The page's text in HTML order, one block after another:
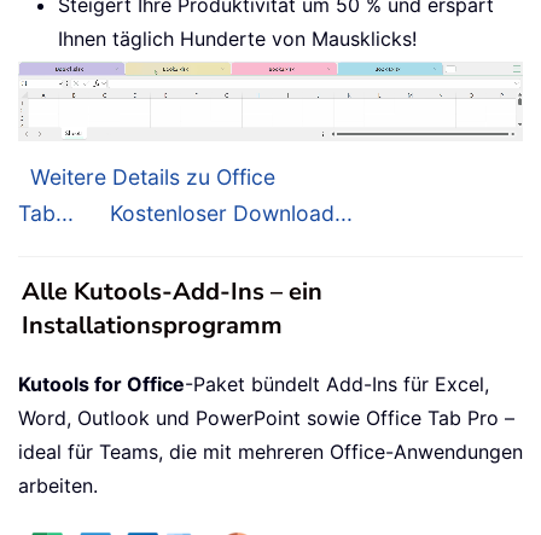
Steigert Ihre Produktivität um 50 % und erspart
Ihnen täglich Hunderte von Mausklicks!
Weitere Details zu Office
Tab...
Kostenloser Download...
Alle Kutools-Add-Ins – ein
Installationsprogramm
Kutools for Office-Paket bündelt Add-Ins für Excel,
Word, Outlook und PowerPoint sowie Office Tab Pro –
ideal für Teams, die mit mehreren Office-Anwendungen
arbeiten.